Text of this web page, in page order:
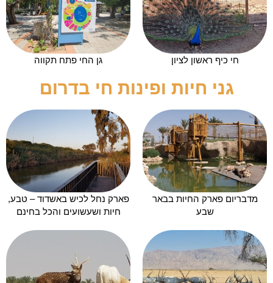
חי כיף ראשון לציון גן החי פתח תקווה
גני חיות ופינות חי בדרום
מדבריום פארק החיות בבאר
שבע
פארק נחל לכיש באשדוד – טבע,
חיות ושעשועים והכל בחינם